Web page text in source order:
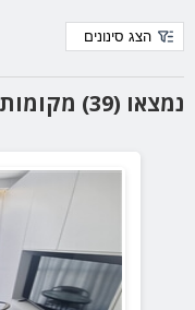
נמצאו (39) מקומות אירוח
הצג סינונים